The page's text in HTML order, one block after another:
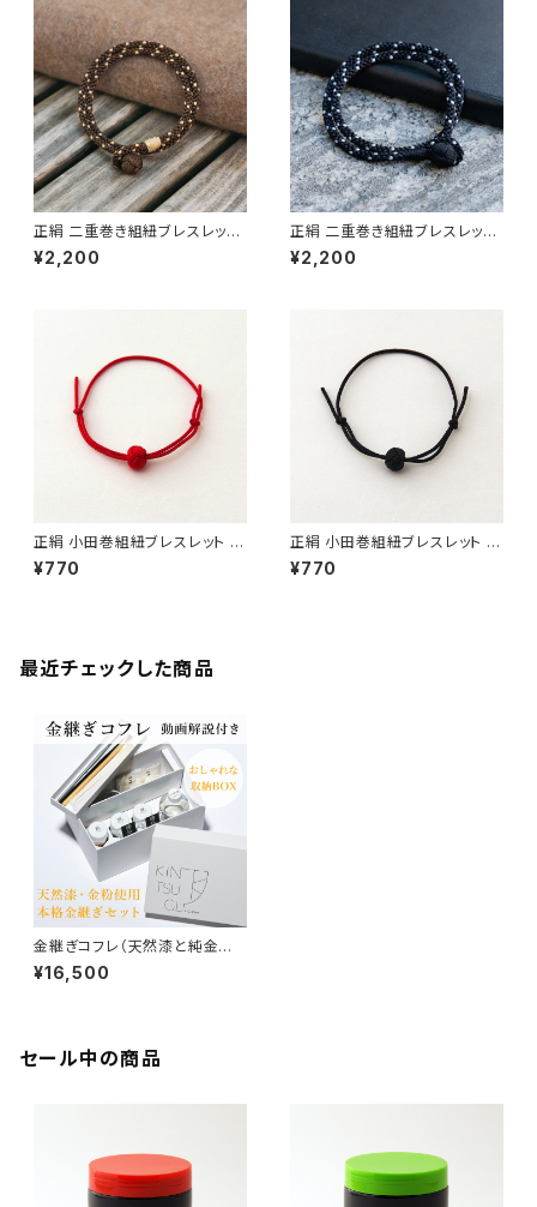
レゼント】【父の日 お誕生日】
正絹 二重巻き組紐ブレスレット
TABITOTE別注カラー ブラウ
ン×ベージュ ＜茶色＞ 昇苑くみ
¥2,200
正絹 二重巻き組紐ブレスレット
TABITOTE別注カラー Urban
Black ＜黒＞ 昇苑くみひも【京
¥2,200
正絹 小田巻組紐ブレスレット 赤
昇苑くみひも【サイズ調整可】【京
都】【組紐アクセサリー】【ギフト
¥770
正絹 小田巻組紐ブレスレット 黒
昇苑くみひも【サイズ調整可】【京
都】【組紐アクセサリー】【ギフト
¥770
最近チェックした商品
金継ぎコフレ（天然漆と純金粉
の本格金継ぎキット） 堤淺吉漆
店【動画解説付】【Kintsugi Re
¥16,500
セール中の商品